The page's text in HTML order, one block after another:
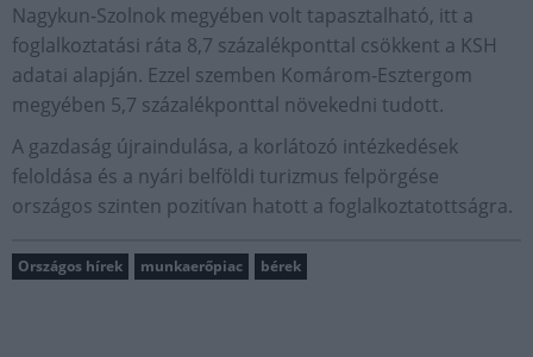
Nagykun-Szolnok megyében volt tapasztalható, itt a
foglalkoztatási ráta 8,7 százalékponttal csökkent a KSH
adatai alapján. Ezzel szemben Komárom-Esztergom
megyében 5,7 százalékponttal növekedni tudott.
A gazdaság újraindulása, a korlátozó intézkedések
feloldása és a nyári belföldi turizmus felpörgése
országos szinten pozitívan hatott a foglalkoztatottságra.
Országos hírek munkaerőpiac bérek